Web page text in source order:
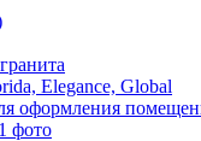
Elegance, Global
оформления
фото